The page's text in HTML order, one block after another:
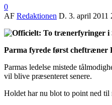
0
AF Redaktionen D. 3. april 2011
Parma fyrede først cheftræner
Parmas ledelse mistede
vil blive præsenteret senere.
Holdet har nu blot to point ned til